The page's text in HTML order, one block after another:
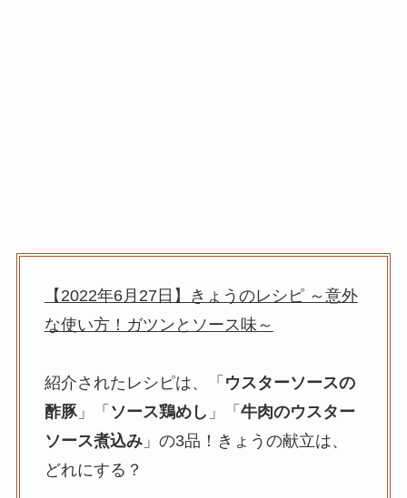
【2022年6月27日】きょうのレシピ ～意外
な使い方！ガツンとソース味～
紹介されたレシピは、「 ウスターソースの
酢豚」「 ソース鶏めし 」「 牛肉のウスター
ソース煮込み」の3品！きょうの献立は、
どれにする？